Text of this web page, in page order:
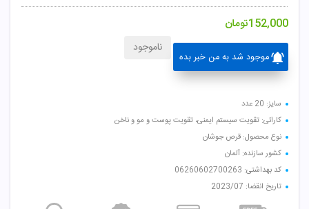
152,000تومان
موجود شد به من خبر بده
ناموجود
سایز: 20 عدد
کارائی: تقویت سیستم ایمنی، تقویت پوست و مو و ناخن
نوع محصول: قرص جوشان
کشور سازنده: آلمان
کد بهداشتی: 06260602700263
تاریخ انقضا: 2023/07